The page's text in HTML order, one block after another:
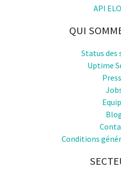
API
QUI
Status des
Uptime
Conditions